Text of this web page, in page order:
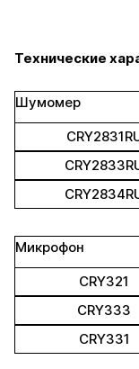
Технические
Шумомер
Микрофон
CRY321
CRY333
CRY331